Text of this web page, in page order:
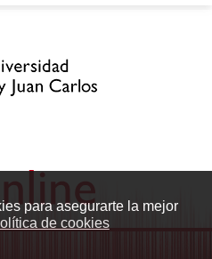
para asegurarte la mejor
de cookies